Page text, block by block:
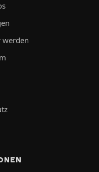
werden